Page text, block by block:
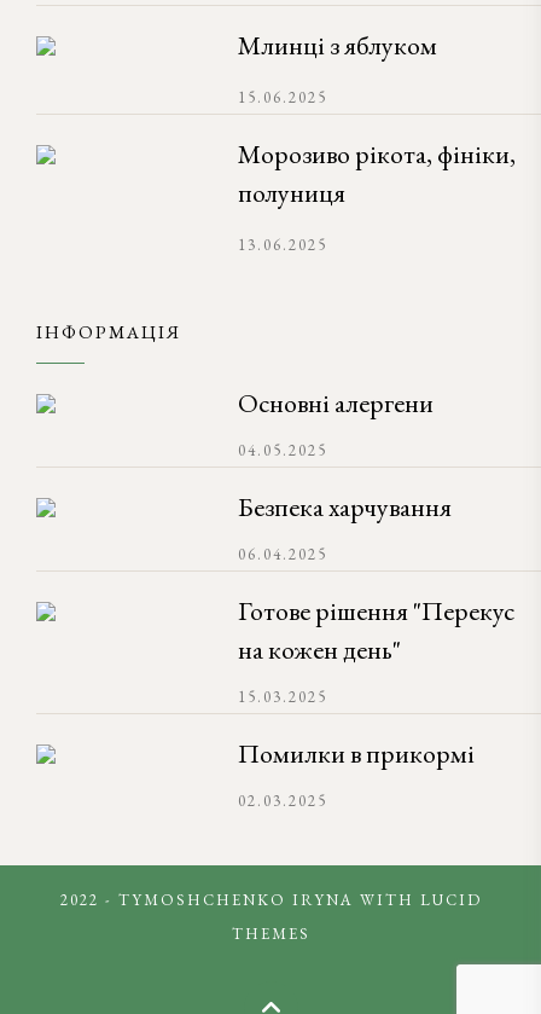
Млинці з яблуком
15.06.2025
Морозиво рікота, фініки,
полуниця
13.06.2025
ІНФОРМАЦІЯ
Основні алергени
04.05.2025
Безпека харчування
06.04.2025
Готове рішення "Перекус
на кожен день"
15.03.2025
Помилки в прикормі
02.03.2025
2022 - TYMOSHCHENKO IRYNA WITH LUCID
THEMES